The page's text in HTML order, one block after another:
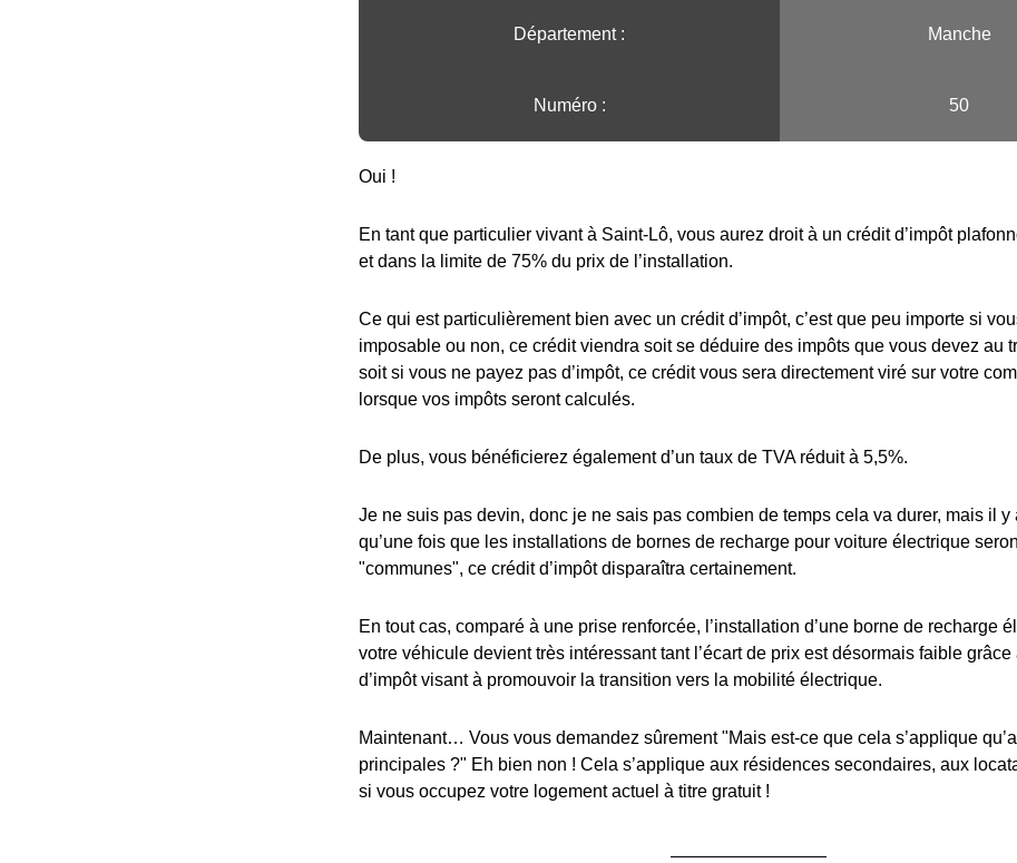
Département : Manche
Numéro : 50
Oui !
En tant que particulier vivant à Saint-Lô, vous aurez droit à un crédit d’impôt
et dans la limite de 75% du prix de l’installation.
Ce qui est particulièrement bien avec un crédit d’impôt, c’est que peu importe si
imposable ou non, ce crédit viendra soit se déduire des impôts que vous devez au
soit si vous ne payez pas d’impôt, ce crédit vous sera directement viré sur votre
lorsque vos impôts seront calculés.
De plus, vous bénéficierez également d’un taux de TVA réduit à 5,5%.
Je ne suis pas devin, donc je ne sais pas combien de temps cela va durer, mais il y
qu’une fois que les installations de bornes de recharge pour voiture électrique
"communes", ce crédit d’impôt disparaîtra certainement.
En tout cas, comparé à une prise renforcée, l’installation d’une borne de recharge
votre véhicule devient très intéressant tant l’écart de prix est désormais faible grâce
d’impôt visant à promouvoir la transition vers la mobilité électrique.
Maintenant… Vous vous demandez sûrement "Mais est-ce que cela s’applique
principales ?" Eh bien non ! Cela s’applique aux résidences secondaires, aux
si vous occupez votre logement actuel à titre gratuit !